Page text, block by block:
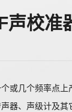
声校准
或几个频率点
器、声级计及其